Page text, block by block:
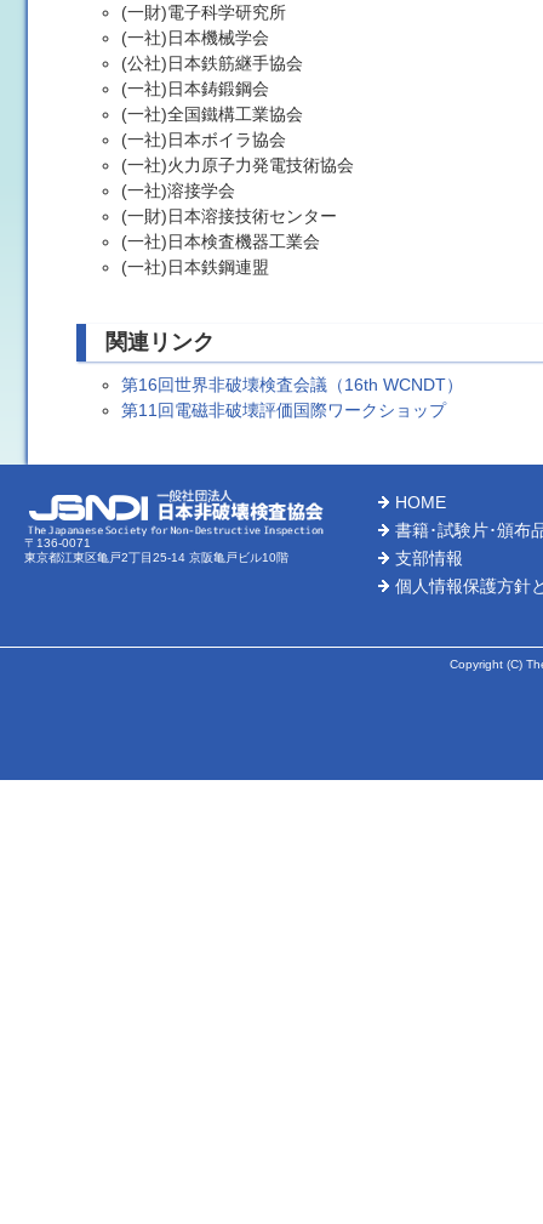
(一財)電子科学研究所
(一社)日本機械学会
(公社)日本鉄筋継手協会
(一社)日本鋳鍛鋼会
(一社)全国鐵構工業協会
(一社)日本ボイラ協会
(一社)火力原子力発電技術協会
(一社)溶接学会
(一財)日本溶接技術センター
(一社)日本検査機器工業会
(一社)日本鉄鋼連盟
関連リンク
第16回世界非破壊検査会議（16th WCNDT）
第11回電磁非破壊評価国際ワークショップ
〒136-0071
東京都江東区亀戸2丁目25-14 京阪亀戸ビル10階
HOME
書籍･試験片･頒布
支部情報
個人情報保護方針
Copyright (C)